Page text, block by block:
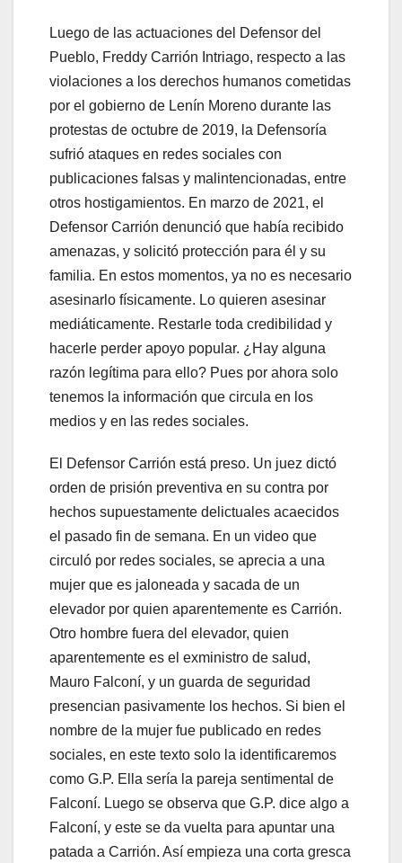
Luego de las actuaciones del Defensor del
Pueblo, Freddy Carrión Intriago, respecto a las
violaciones a los derechos humanos cometidas
por el gobierno de Lenín Moreno durante las
protestas de octubre de 2019, la Defensoría
sufrió ataques en redes sociales con
publicaciones falsas y malintencionadas, entre
otros hostigamientos. En marzo de 2021, el
Defensor Carrión denunció que había recibido
amenazas, y solicitó protección para él y su
familia. En estos momentos, ya no es necesario
asesinarlo físicamente. Lo quieren asesinar
mediáticamente. Restarle toda credibilidad y
hacerle perder apoyo popular. ¿Hay alguna
razón legítima para ello? Pues por ahora solo
tenemos la información que circula en los
medios y en las redes sociales.
El Defensor Carrión está preso. Un juez dictó
orden de prisión preventiva en su contra por
hechos supuestamente delictuales acaecidos
el pasado fin de semana. En un video que
circuló por redes sociales, se aprecia a una
mujer que es jaloneada y sacada de un
elevador por quien aparentemente es Carrión.
Otro hombre fuera del elevador, quien
aparentemente es el exministro de salud,
Mauro Falconí, y un guarda de seguridad
presencian pasivamente los hechos. Si bien el
nombre de la mujer fue publicado en redes
sociales, en este texto solo la identificaremos
como G.P. Ella sería la pareja sentimental de
Falconí. Luego se observa que G.P. dice algo a
Falconí, y este se da vuelta para apuntar una
patada a Carrión. Así empieza una corta gresca